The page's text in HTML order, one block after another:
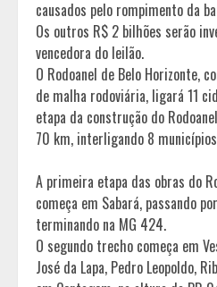
causados pelo rompimento da
Os outros R$ 2 bilhões serão
vencedora do leilão.
O Rodoanel de Belo Horizonte,
de malha rodoviária, ligará 11
etapa da construção do
70 km, interligando 8
A primeira etapa das obras do
começa em Sabará, passando
terminando na MG 424.
O segundo trecho começa em
José da Lapa, Pedro Leopoldo,